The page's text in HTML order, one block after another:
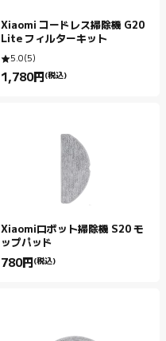
Xiaomi コードレス掃除機 G20
Lite フィルターキット
5.0(5)
1,780円 (税込)
Current Price 円1780.00
Xiaomiロボット掃除機 S20 モ
ップパッド
780円 (税込)
Current Price 円780.00